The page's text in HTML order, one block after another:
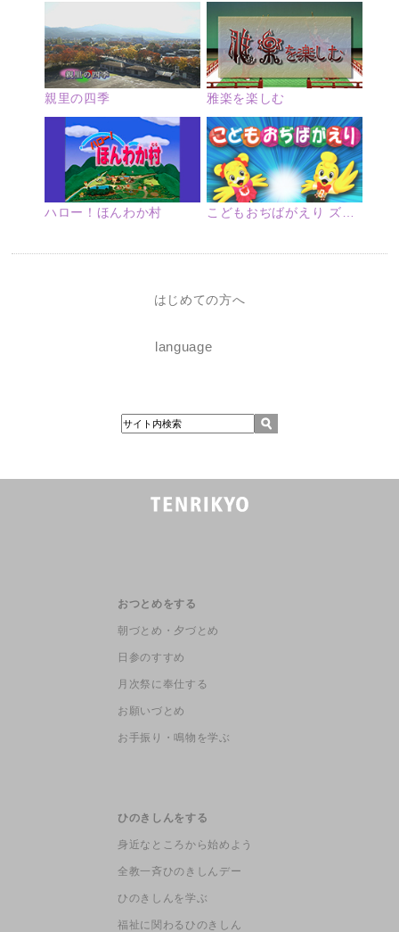
親里の四季 雅楽を楽しむ
ハロー！ほんわか村 こどもおぢばがえり ズームアップ
はじめての方へ
language
おつとめをする
朝づとめ・夕づとめ
日参のすすめ
月次祭に奉仕する
お願いづとめ
お手振り・鳴物を学ぶ
ひのきしんをする
身近なところから始めよう
全教一斉ひのきしんデー
ひのきしんを学ぶ
福祉に関わるひのきしん